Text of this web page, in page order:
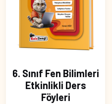
6. Sınıf Fen Bilimleri
Etkinlikli Ders
Föyleri